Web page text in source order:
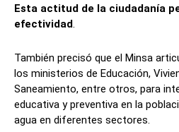
Esta actitud de la ciudadanía
efectividad.
También precisó que el Minsa
los ministerios de Educación,
Saneamiento, entre otros, para
educativa y preventiva en la
agua en diferentes sectores.